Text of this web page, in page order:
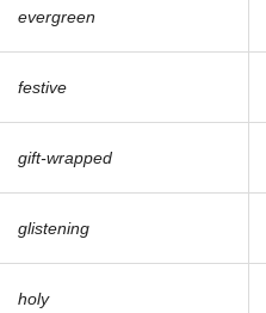
evergreen
festive
gift-wrapped
glistening
holy